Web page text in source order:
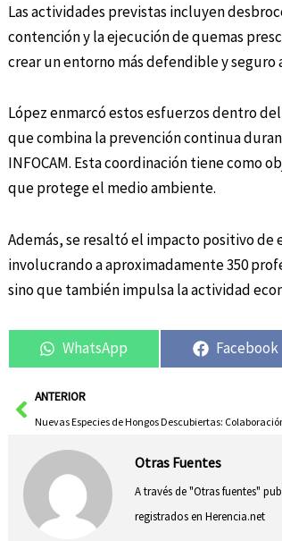
Las actividades previstas incluyen
contención y la ejecución de quemas
crear un entorno más defendible y seguro
López enmarcó estos esfuerzos dentro
que combina la prevención continua
INFOCAM. Esta coordinación tiene como
que protege el medio ambiente.
Además, se resaltó el impacto positivo de
involucrando a aproximadamente 350
sino que también impulsa la actividad
WhatsApp Facebook
AntANTERIOR
Otras Fuentes
A través de "Otras fuentes"
registrados en Herencia.net